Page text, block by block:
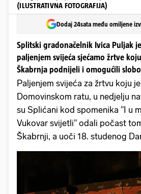
(ILUSTRATIVNA FOTOGRAFIJA)
Dodaj 24sata među omiljene
Splitski gradonačelnik Ivica Puljak
paljenjem svijeća sjećamo žrtve
Škabrnja podnijeli i omogućili
Paljenjem svijeća za žrtvu koju
Domovinskom ratu, u nedjelju
su Splićani kod spomenika "I u
Vukovar svijetli" odali počast
Škabrnji, a uoči 18. studenog